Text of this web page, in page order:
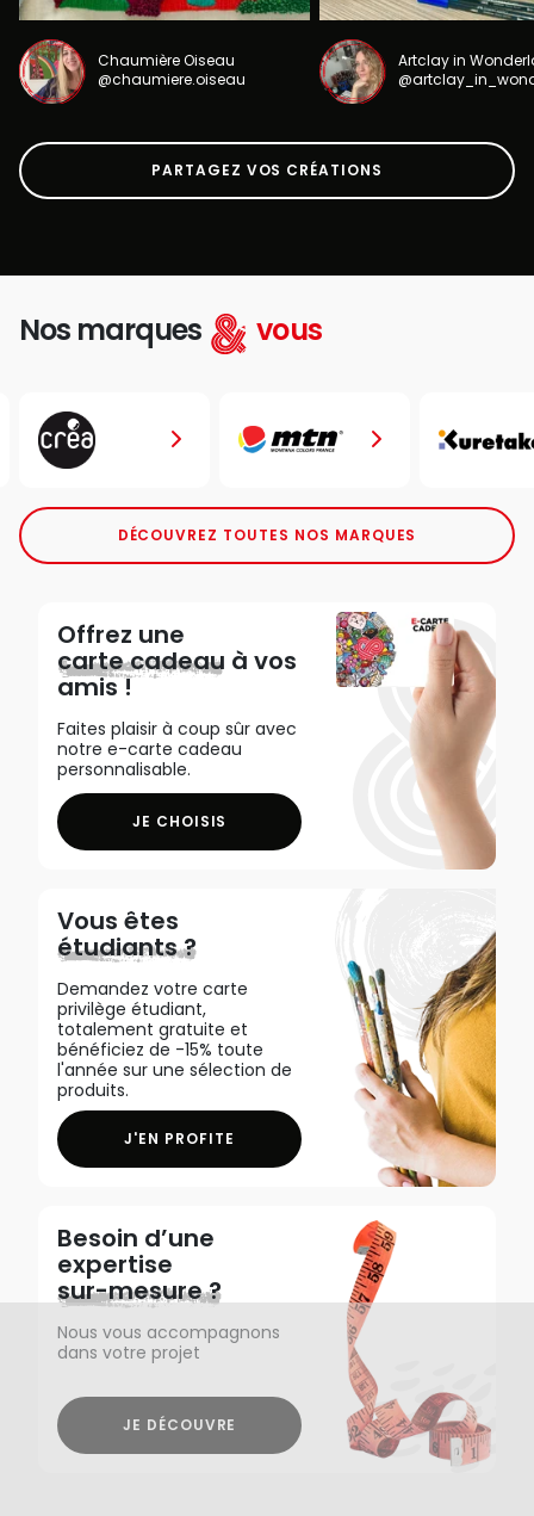
Chaumière Oiseau
@chaumiere.oiseau
Artclay in
PARTAGEZ VOS CRÉATIONS
Nos marques vous
DÉCOUVREZ TOUTES NOS MARQUES
Offrez une
carte cadeau à vos
amis !
Faites plaisir à coup sûr avec
notre e-carte cadeau
personnalisable.
JE CHOISIS
Vous êtes
étudiants ?
Demandez votre carte
privilège étudiant,
totalement gratuite et
bénéficiez de -15% toute
l'année sur une sélection de
produits.
J'EN PROFITE
Besoin d’une
expertise
sur-mesure ?
Nous vous accompagnons
dans votre projet
JE DÉCOUVRE